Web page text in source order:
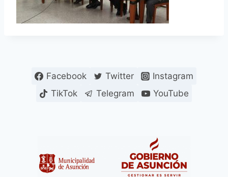
Facebook Twitter
Instagram
TikTok
Telegram YouTube